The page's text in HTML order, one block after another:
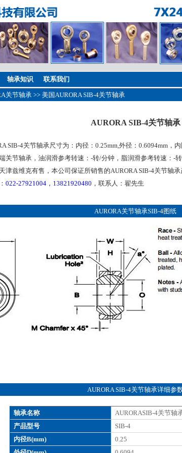
轴承知识 联系我们
关节轴承>> 美国AURORA SIB-4关节轴承
AURORA SIB-4关节轴承
SIB-4关节轴承尺寸为：内径：0.25mm,外径：0.6094mm，
关节轴承，油润滑参考转速：-转/分钟，脂润滑参考转速：-
津兹维克有售，本公司保证所销售的AURORA SIB-4关节轴
022-27921004，13821920480 ，联系人：翟先生
AURORA关节轴承SIB-4图纸
AURORA SIB-4关节轴承详细参
轴承名称
AURORASIB-4关节轴
产品型号
SIB-4
内径B(mm)
0.25